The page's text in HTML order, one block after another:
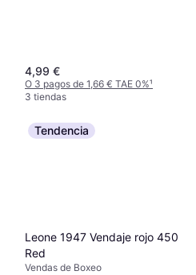
4,99 €
O 3 pagos de 1,66 € TAE 0%¹
3 tiendas
Tendencia
Leone 1947 Vendaje rojo 450
Red
Vendas de Boxeo